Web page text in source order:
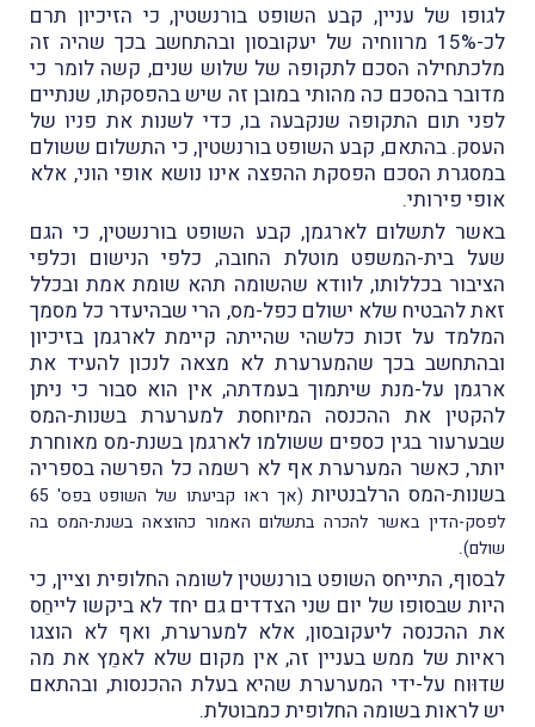
לגופו של עניין, קבע השופט בורנשטין, כי הזיכיון תרם
לכ-15% מרווחיה של יעקובסון ובהתחשב בכך שהיה זה
מלכתחילה הסכם לתקופה של שלוש שנים, קשה לומר כי
מדובר בהסכם כה מהותי במובן זה שיש בהפסקתו, שנתיים
לפני תום התקופה שנקבעה בו, כדי לשנות את פניו של
העסק. בהתאם, קבע השופט בורנשטין, כי התשלום ששולם
במסגרת הסכם הפסקת ההפצה אינו נושא אופי הוני, אלא
אופי פירותי.
באשר לתשלום לארגמן, קבע השופט בורנשטין, כי הגם
שעל בית-המשפט מוטלת החובה, כלפי הנישום וכלפי
הציבור בכללותו, לוודא שהשומה תהא שומת אמת ובכלל
זאת להבטיח שלא ישולם כפל-מס, הרי שבהיעדר כל מסמך
המלמד על זכות כלשהי שהייתה קיימת לארגמן בזיכיון
ובהתחשב בכך שהמערערת לא מצאה לנכון להעיד את
ארגמן על-מנת שיתמוך בעמדתה, אין הוא סבור כי ניתן
להקטין את ההכנסה המיוחסת למערערת בשנות-המס
שבערעור בגין כספים ששולמו לארגמן בשנת-מס מאוחרת
יותר, כאשר המערערת אף לא רשמה כל הפרשה בספריה
בשנות-המס הרלבנטיות
(אך ראו קביעתו של השופט בפס' 65
לפסק-הדין באשר להכרה בתשלום האמור כהוצאה בשנת-המס בה
שולם).
לבסוף, התייחס השופט בורנשטין לשומה החלופית וציין, כי
היות שבסופו של יום שני הצדדים גם יחד לא ביקשו לייחֵס
את ההכנסה ליעקובסון, אלא למערערת, ואף לא הוצגו
ראיות של ממש בעניין זה, אין מקום שלא לאמֵץ את מה
שדוּוח על-ידי המערערת שהיא בעלת ההכנסות, ובהתאם
יש לראות בשומה החלופית כמבוטלת.